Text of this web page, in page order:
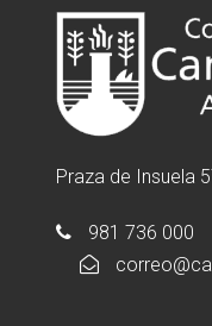
Praza de Insuela
981 736 000